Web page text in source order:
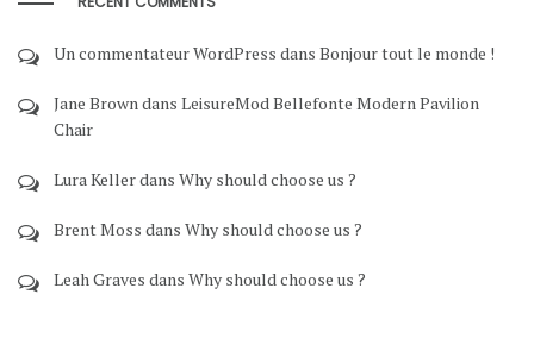
Un commentateur WordPress dans Bonjour tout le monde !
Jane Brown dans LeisureMod Bellefonte Modern Pavilion
Chair
Lura Kellerdans Why should choose us ?
Brent Moss dans Why should choose us ?
Leah Graves dans Why should choose us ?